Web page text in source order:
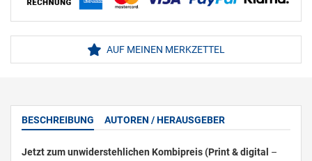
AUF MEINEN MERKZETTEL
BESCHREIBUNG AUTOREN / HERAUSGEBER
Jetzt zum unwiderstehlichen Kombipreis (Print & digital –